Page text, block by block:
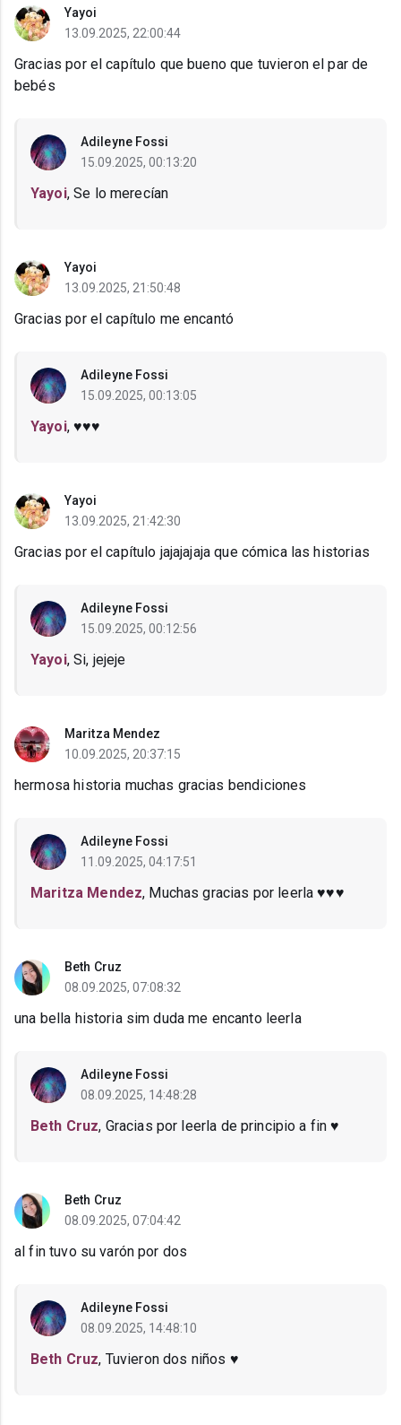
Yayoi
13.09.2025, 22:00:44
Gracias por el capítulo que bueno que tuvieron el par de
bebés
Adileyne Fossi
15.09.2025, 00:13:20
Yayoi, Se lo merecían
Yayoi
13.09.2025, 21:50:48
Gracias por el capítulo me encantó
Adileyne Fossi
15.09.2025, 00:13:05
Yayoi, ♥️♥️♥️
Yayoi
13.09.2025, 21:42:30
Gracias por el capítulo jajajajaja que cómica las historias
Adileyne Fossi
15.09.2025, 00:12:56
Yayoi, Si, jejeje
Maritza Mendez
10.09.2025, 20:37:15
hermosa historia muchas gracias bendiciones
Adileyne Fossi
11.09.2025, 04:17:51
Maritza Mendez, Muchas gracias por leerla ♥️♥️♥️
Beth Cruz
08.09.2025, 07:08:32
una bella historia sim duda me encanto leerla
Adileyne Fossi
08.09.2025, 14:48:28
Beth Cruz, Gracias por leerla de principio a fin ♥️
Beth Cruz
08.09.2025, 07:04:42
al fin tuvo su varón por dos
Adileyne Fossi
08.09.2025, 14:48:10
Beth Cruz, Tuvieron dos niños ♥️